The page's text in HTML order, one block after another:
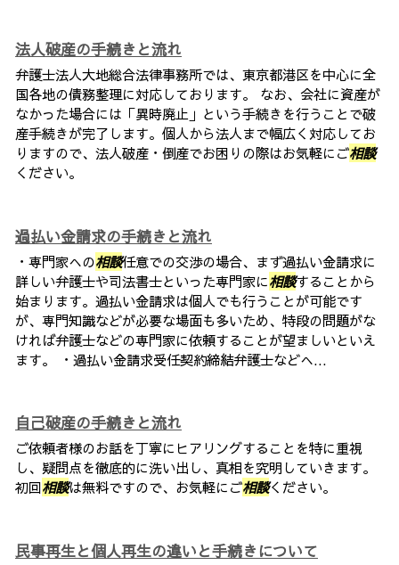
法人破産の手続きと流れ
弁護士法人大地総合法律事務所では、東京都港区を中心に全
国各地の債務整理に対応しております。 なお、会社に資産が
なかった場合には「異時廃止」という手続きを行うことで破
産手続きが完了します。個人から法人まで幅広く対応してお
りますので、法人破産・倒産でお困りの際はお気軽にご相談
ください。
過払い金請求の手続きと流れ
・専門家への相談任意での交渉の場合、まず過払い金請求に
詳しい弁護士や司法書士といった専門家に相談することから
始まります。過払い金請求は個人でも行うことが可能です
が、専門知識などが必要な場面も多いため、特段の問題がな
ければ弁護士などの専門家に依頼することが望ましいといえ
ます。 ・過払い金請求受任契約締結弁護士などへ...
自己破産の手続きと流れ
ご依頼者様のお話を丁寧にヒアリングすることを特に重視
し、疑問点を徹底的に洗い出し、真相を究明していきます。
初回相談は無料ですので、お気軽にご相談ください。
民事再生と個人再生の違いと手続きについて